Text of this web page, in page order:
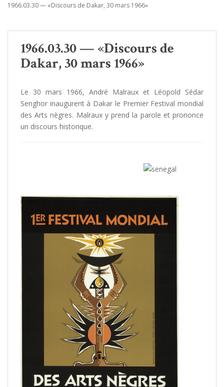
1966.03.30 — «Discours de Dakar, 30 mars 1966»
1966.03.30 — «Discours de
Dakar, 30 mars 1966»
Le 30 mars 1966, André Malraux et Léopold Sédar
Senghor inaugurent à Dakar le Premier Festival mondial
des Arts nègres. Malraux y prend la parole et prononce
un discours historique.